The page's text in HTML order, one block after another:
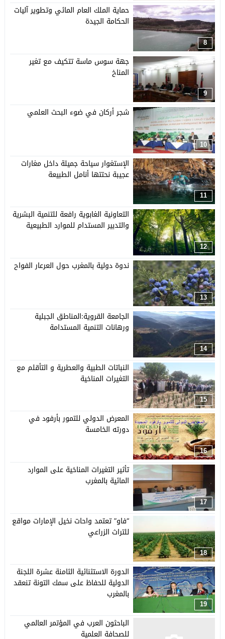
8
حماية الملك العام المائي وتطوير آليات
الحكامة الجيدة
9
جهة سوس ماسة تتكيف مع تغير
المناخ
10
شجر أركان في ضوء البحث العلمي
11
الإستغوار سياحة جميلة داخل مغارات
عجيبة نحتتها أنامل الطبيعة
12
التعاونية الغابوية رافعة للتنمية البشرية
والتدبير المستدام للموارد الطبيعية
13
ندوة دولية بالمغرب حول العرعار الفواح
14
الجامعة القروية:المناطق الجبلية
ورهانات التنمية المستدامة
15
النباتات الطبية والعطرية و التأقلم مع
التغيرات المناخية
16
المعرض الدولي للتمور بأرفود في
دورته الخامسة
17
تأثير التغيرات المناخية على الموارد
المائية بالمغرب
18
“فاو” تعتمد واحات نخيل الإمارات مواقع
للتراث الزراعي
19
الدورة الاستثنائية الثامنة عشرة اللجنة
الدولية للحفاظ على سمك التونة تنعقد
بالمغرب
الباحثون العرب في المؤتمر العالمي
للصحافة العلمية